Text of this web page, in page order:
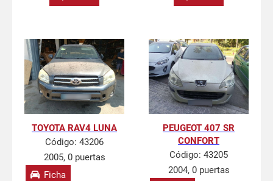
TOYOTA RAV4 LUNA
Código: 43206
2005, 0 puertas
Ficha
PEUGEOT 407 SR
CONFORT
Código: 43205
2004, 0 puertas